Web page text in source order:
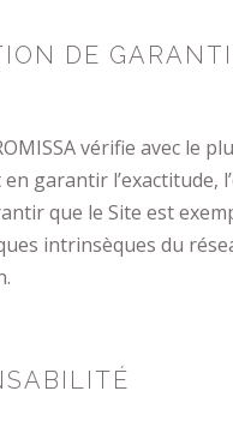
DE
vérifie avec le
garantir l’exactitude,
que le Site est
intrinsèques du